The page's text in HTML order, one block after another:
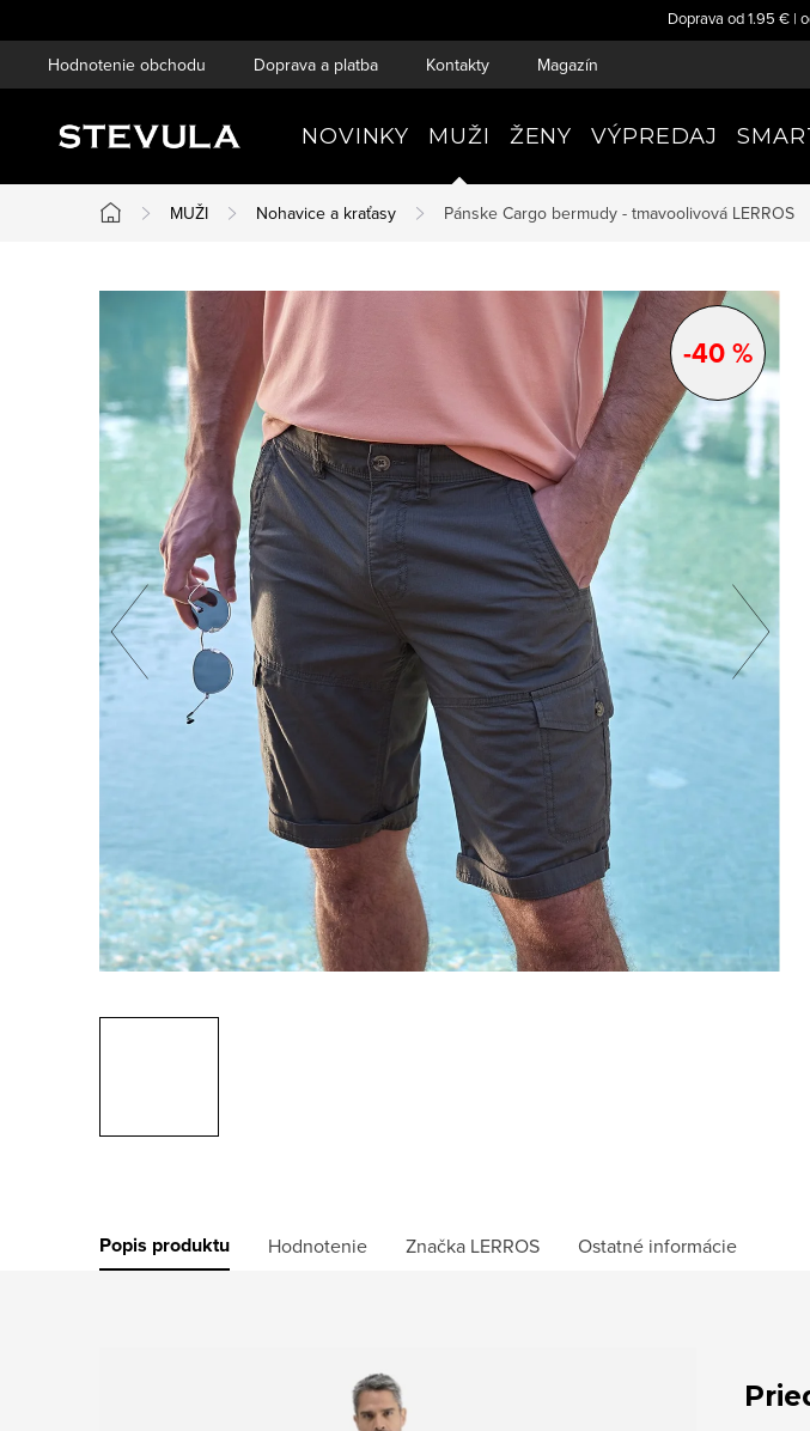
na
Doprava od 1.95 € |
Hodnotenie obchodu Doprava a platba Kontakty Magazín
NOVINKY MUŽI ŽENY VÝPREDAJ
Domov
MUŽI Nohavice a kraťasy Pánske Cargo bermudy - tmavoolivová LERROS
-40 %
Popis produktu Hodnotenie Značka LERROS Ostatné informácie